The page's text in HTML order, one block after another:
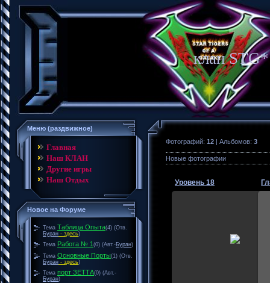
клан
Меню (раздвижное)
Главная
Наш КЛАН
Другие игры
Наш Отдых
Новое на Форуме
Тема Таблица Опыта(4) (Отв.
Буран - здесь)
Тема Работа № 1 (0) (Авт.-Буран)
Тема Основные Порты(1) (Отв.
Буран - здесь)
Тема порт ЗЕТТА(0) (Авт.-
Буран)
Фотографий: 12 | Альбомов: 3
Новые фотографии
Уровень 18
Глава получил 18 уровень,
11 уровень. Ура !!!